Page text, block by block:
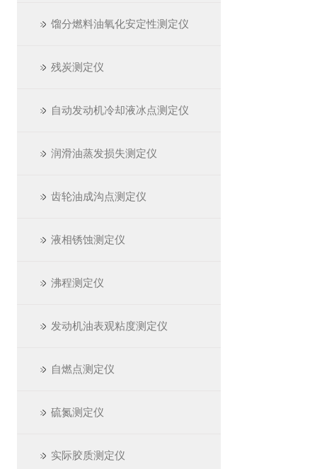
馏分燃料油氧化安定性测定仪
残炭测定仪
自动发动机冷却液冰点测定仪
润滑油蒸发损失测定仪
齿轮油成沟点测定仪
液相锈蚀测定仪
沸程测定仪
发动机油表观粘度测定仪
自燃点测定仪
硫氮测定仪
实际胶质测定仪